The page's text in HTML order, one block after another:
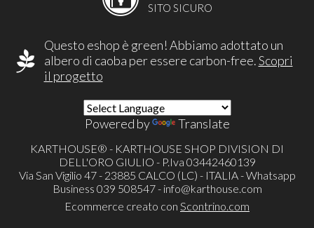
SITO SICURO
Questo eshop è green! Abbiamo adottato un
albero di caoba per essere carbon-free.Scopri
il progetto
Powered by Translate
KARTHOUSE® - KARTHOUSE SHOP DIVISION DI
DELL'ORO GIULIO - P.Iva 03442460139
Via San Vigilio 47 - 23885 CALCO (LC) - ITALIA - Whatsapp
Business 039 508547 - info@karthouse.com
Ecommerce creato con Scontrino.com